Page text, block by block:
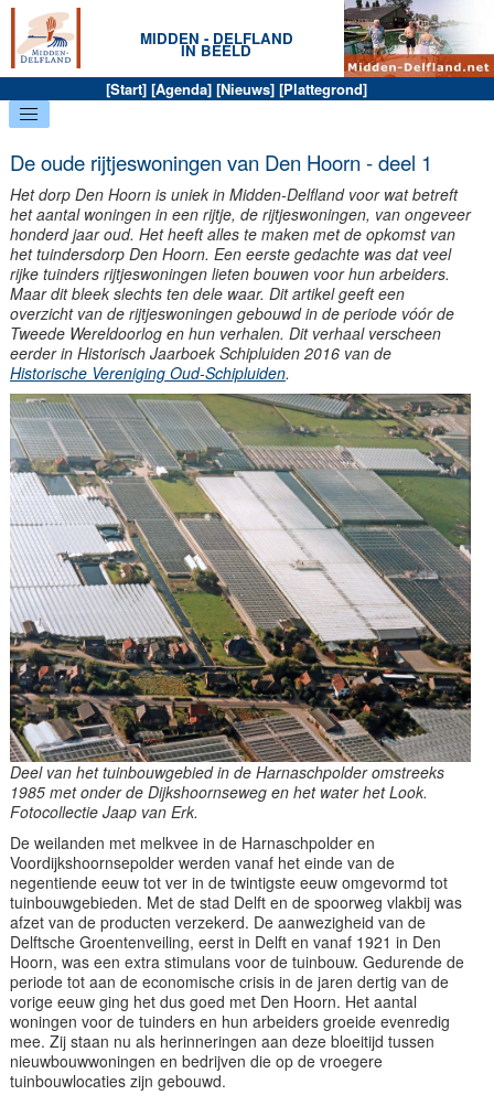
MIDDEN - DELFLAND
IN BEELD
[Start] [Agenda] [Nieuws] [Plattegrond]
De oude rijtjeswoningen van Den Hoorn - deel 1
Het dorp Den Hoorn is uniek in Midden-Delfland voor wat betreft
het aantal woningen in een rijtje, de rijtjeswoningen, van ongeveer
honderd jaar oud. Het heeft alles te maken met de opkomst van
het tuindersdorp Den Hoorn. Een eerste gedachte was dat veel
rijke tuinders rijtjeswoningen lieten bouwen voor hun arbeiders.
Maar dit bleek slechts ten dele waar. Dit artikel geeft een
overzicht van de rijtjeswoningen gebouwd in de periode vóór de
Tweede Wereldoorlog en hun verhalen. Dit verhaal verscheen
eerder in Historisch Jaarboek Schipluiden 2016 van de
Historische Vereniging Oud-Schipluiden.
Deel van het tuinbouwgebied in de Harnaschpolder omstreeks
1985 met onder de Dijkshoornseweg en het water het Look.
Fotocollectie Jaap van Erk.
De weilanden met melkvee in de Harnaschpolder en
Voordijkshoornsepolder werden vanaf het einde van de
negentiende eeuw tot ver in de twintigste eeuw omgevormd tot
tuinbouwgebieden. Met de stad Delft en de spoorweg vlakbij was
afzet van de producten verzekerd. De aanwezigheid van de
Delftsche Groentenveiling, eerst in Delft en vanaf 1921 in Den
Hoorn, was een extra stimulans voor de tuinbouw. Gedurende de
periode tot aan de economische crisis in de jaren dertig van de
vorige eeuw ging het dus goed met Den Hoorn. Het aantal
woningen voor de tuinders en hun arbeiders groeide evenredig
mee. Zij staan nu als herinneringen aan deze bloeitijd tussen
nieuwbouwwoningen en bedrijven die op de vroegere
tuinbouwlocaties zijn gebouwd.